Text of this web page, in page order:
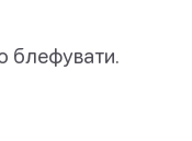
блефувати.